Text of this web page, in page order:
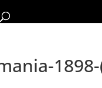
1898-